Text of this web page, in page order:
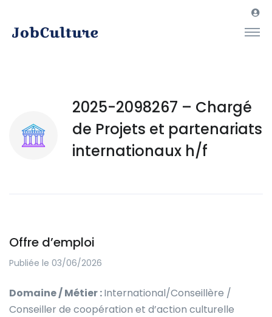
2025-2098267 – Chargé
de Projets et partenariats
internationaux h/f
Offre d’emploi
Publiée le 03/06/2026
Domaine / Métier :International/Conseillère /
Conseiller de coopération et d’action culturelle